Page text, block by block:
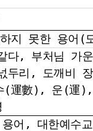
하지 못한 용
다, 부처님 가
두리, 도깨비
(運數), 운(運
어, 대한예수